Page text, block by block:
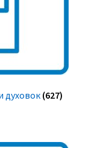
духовок (627)